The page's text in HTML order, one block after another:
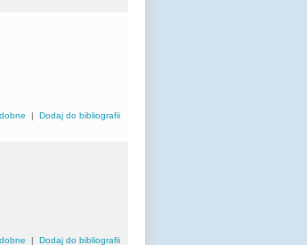
|Dodaj do bibliografii
|Dodaj do bibliografii